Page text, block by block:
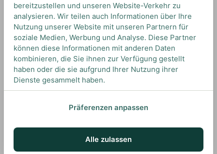
Wir empfehlen diesen Gin mit einem klassischen
Indian Tonic Water und einer Orangenscheibe, um
seine Aromen optimal zu unterstützen.
UNSERE EMPFEHLUNGEN
DRINKS MIT WHITLEY NEILL? UNSERE
EMPFEHLUNGEN
bereitzustellen und unseren Website-Verkehr zu
analysieren. Wir teilen auch Informationen über Ihre
Nutzung unserer Website mit unseren Partnern für
soziale Medien, Werbung und Analyse. Diese Partner
können diese Informationen mit anderen Daten
kombinieren, die Sie ihnen zur Verfügung gestellt
haben oder die sie aufgrund Ihrer Nutzung ihrer
Dienste gesammelt haben.
Präferenzen anpassen
Alle zulassen